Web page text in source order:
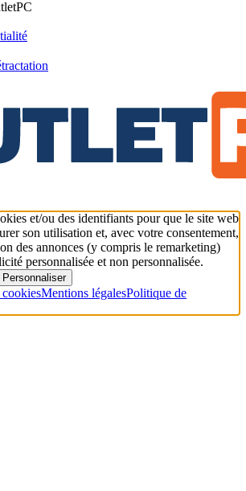
et/ou des identifiants pour que le site web
son utilisation et, avec votre consentement,
des annonces (y compris le remarketing)
personnalisée et non personnalisée.
Personnaliser
Mentions légalesPolitique de